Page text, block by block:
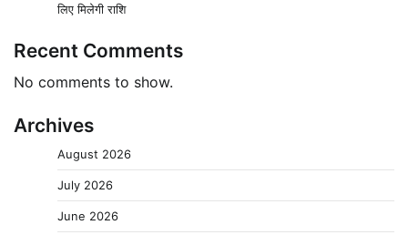
लिए मिलेगी राशि
Recent Comments
No comments to show.
Archives
August 2026
July 2026
June 2026